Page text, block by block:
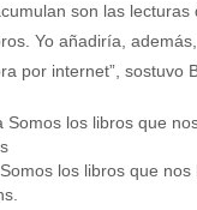
son las lecturas
Yo añadiría,
por internet”, sostuvo
los libros que nos